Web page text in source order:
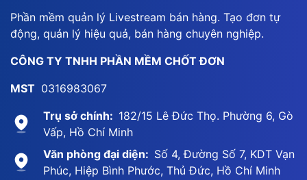
Phần mềm quản lý Livestream bán hàng. Tạo đơn tự
động, quản lý hiệu quả, bán hàng chuyên nghiệp.
CÔNG TY TNHH PHẦN MỀM CHỐT ĐƠN
MST 0316983067
Trụ sở chính: 182/15 Lê Đức Thọ. Phường 6, Gò
Vấp, Hồ Chí Minh
Văn phòng đại diện: Số 4, Đường Số 7, KDT Vạn
Phúc, Hiệp Bình Phước, Thủ Đức, Hồ Chí Minh